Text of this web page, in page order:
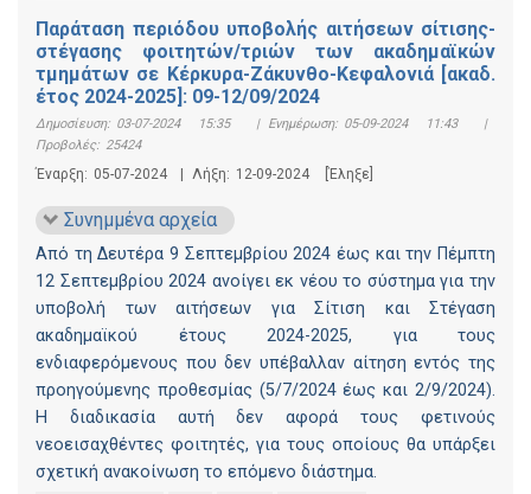
Παράταση περιόδου υποβολής αιτήσεων σίτισης-
στέγασης φοιτητών/τριών των ακαδημαϊκών
τμημάτων σε Κέρκυρα-Ζάκυνθο-Κεφαλονιά [ακαδ.
έτος 2024-2025]: 09-12/09/2024
Δημοσίευση: 03-07-2024 15:35 | Ενημέρωση: 05-09-2024 11:43
|
Προβολές: 25424
Έναρξη: 05-07-2024 | Λήξη: 12-09-2024 [Έληξε]
Συνημμένα αρχεία
Από τη Δευτέρα 9 Σεπτεμβρίου 2024 έως και την Πέμπτη
12 Σεπτεμβρίου 2024 ανοίγει εκ νέου το σύστημα για την
υποβολή των αιτήσεων για Σίτιση και Στέγαση
ακαδημαϊκού έτους 2024-2025, για τους
ενδιαφερόμενους που δεν υπέβαλλαν αίτηση εντός της
προηγούμενης προθεσμίας (5/7/2024 έως και 2/9/2024).
Η διαδικασία αυτή δεν αφορά τους φετινούς
νεοεισαχθέντες φοιτητές, για τους οποίους θα υπάρξει
σχετική ανακοίνωση το επόμενο διάστημα.